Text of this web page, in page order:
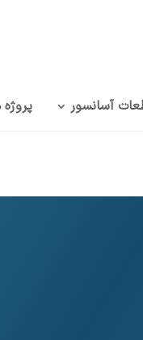
آسانسور